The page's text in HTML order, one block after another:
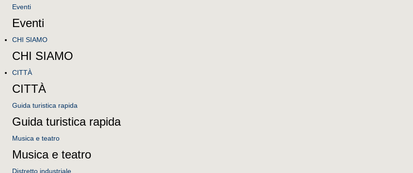
Eventi
Eventi
CHI SIAMO
CHI SIAMO
CITTÀ
CITTÀ
Guida turistica rapida
Guida turistica rapida
Musica e teatro
Musica e teatro
Distretto industriale